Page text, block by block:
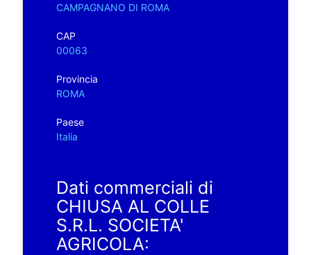
CAMPAGNANO DI ROMA
CAP
00063
Provincia
ROMA
Paese
Italia
Dati commerciali di
CHIUSA AL COLLE
S.R.L. SOCIETA'
AGRICOLA: